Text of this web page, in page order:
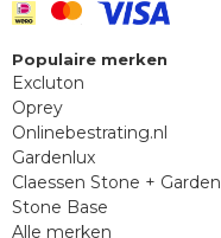
Populaire merken
Excluton
Oprey
Onlinebestrating.nl
Gardenlux
Claessen Stone + Garden
Stone Base
Alle merken